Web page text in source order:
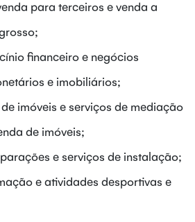
para terceiros e venda a
financeiro e negócios
e imobiliários;
imóveis e serviços de mediação
de imóveis;
e serviços de instalação;
e atividades desportivas e